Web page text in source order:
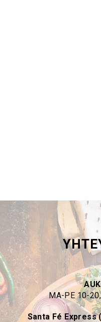
MA-PE 10-
Santa Fé Express